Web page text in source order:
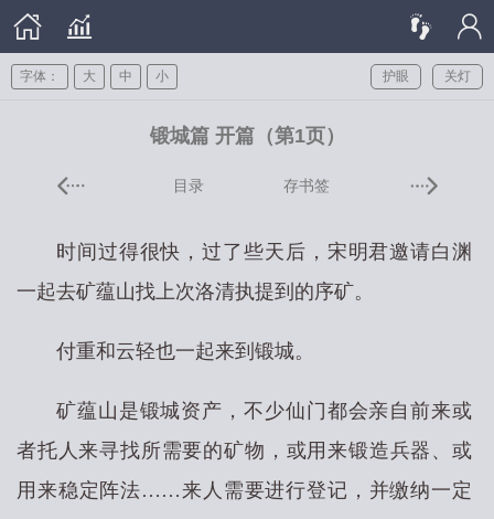
关灯
护眼
字体： 大 中 小
锻城篇 开篇（第1页）
目录 存书签
时间过得很快，过了些天后，宋明君邀请白渊
一起去矿蕴山找上次洛清执提到的序矿。
付重和云轻也一起来到锻城。
矿蕴山是锻城资产，不少仙门都会亲自前来或
者托人来寻找所需要的矿物，或用来锻造兵器、或
用来稳定阵法……来人需要进行登记，并缴纳一定